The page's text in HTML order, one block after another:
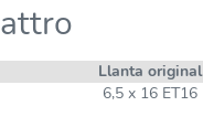
Llanta original
6,5 x 16 ET16